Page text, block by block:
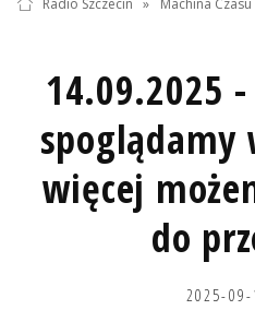
Radio Szczecin » Machina Czasu
14.09.2025
spoglądamy
więcej
do
2025-09-